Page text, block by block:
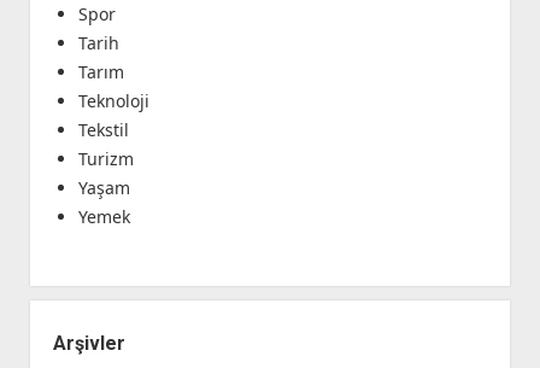
Spor
Tarih
Tarım
Teknoloji
Tekstil
Turizm
Yaşam
Yemek
Arşivler